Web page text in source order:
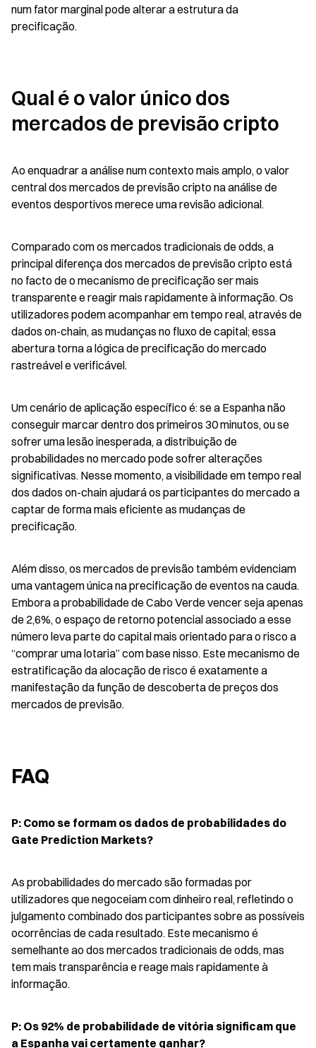
num fator marginal pode alterar a estrutura da
precificação.
Qual é o valor único dos
mercados de previsão cripto
Ao enquadrar a análise num contexto mais amplo, o valor
central dos mercados de previsão cripto na análise de
eventos desportivos merece uma revisão adicional.
Comparado com os mercados tradicionais de odds, a
principal diferença dos mercados de previsão cripto está
no facto de o mecanismo de precificação ser mais
transparente e reagir mais rapidamente à informação. Os
utilizadores podem acompanhar em tempo real, através de
dados on-chain, as mudanças no fluxo de capital; essa
abertura torna a lógica de precificação do mercado
rastreável e verificável.
Um cenário de aplicação específico é: se a Espanha não
conseguir marcar dentro dos primeiros 30 minutos, ou se
sofrer uma lesão inesperada, a distribuição de
probabilidades no mercado pode sofrer alterações
significativas. Nesse momento, a visibilidade em tempo real
dos dados on-chain ajudará os participantes do mercado a
captar de forma mais eficiente as mudanças de
precificação.
Além disso, os mercados de previsão também evidenciam
uma vantagem única na precificação de eventos na cauda.
Embora a probabilidade de Cabo Verde vencer seja apenas
de 2,6%, o espaço de retorno potencial associado a esse
número leva parte do capital mais orientado para o risco a
“comprar uma lotaria” com base nisso. Este mecanismo de
estratificação da alocação de risco é exatamente a
manifestação da função de descoberta de preços dos
mercados de previsão.
FAQ
P: Como se formam os dados de probabilidades do
Gate Prediction Markets?
As probabilidades do mercado são formadas por
utilizadores que negoceiam com dinheiro real, refletindo o
julgamento combinado dos participantes sobre as possíveis
ocorrências de cada resultado. Este mecanismo é
semelhante ao dos mercados tradicionais de odds, mas
tem mais transparência e reage mais rapidamente à
informação.
P: Os 92% de probabilidade de vitória significam que
a Espanha vai certamente ganhar?